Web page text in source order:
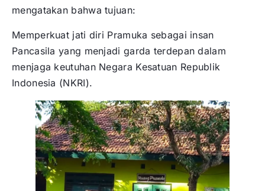
mengatakan bahwa tujuan:
Memperkuat jati diri Pramuka sebagai insan
Pancasila yang menjadi garda terdepan dalam
menjaga keutuhan Negara Kesatuan Republik
Indonesia (NKRI).